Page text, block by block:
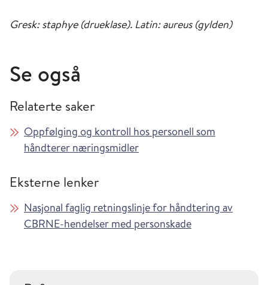
Gresk: staphye (drueklase). Latin: aureus (gylden)
Se også
Relaterte saker
Oppfølging og kontroll hos personell som
håndterer næringsmidler
Eksterne lenker
Nasjonal faglig retningslinje for håndtering av
CBRNE-hendelser med personskade